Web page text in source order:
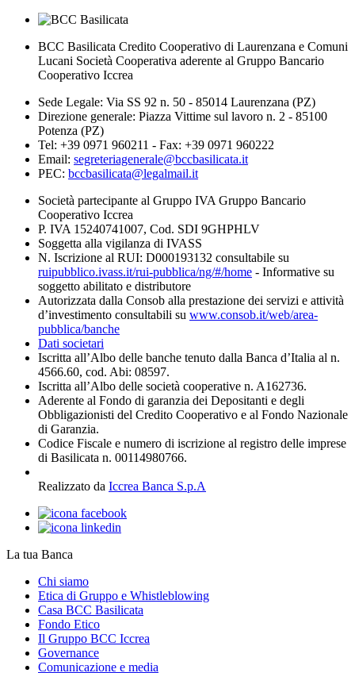
BCC Basilicata Credito Cooperativo di Laurenzana e Comuni
Lucani Società Cooperativa aderente al Gruppo Bancario
Cooperativo Iccrea
Sede Legale: Via SS 92 n. 50 - 85014 Laurenzana (PZ)
Direzione generale: Piazza Vittime sul lavoro n. 2 - 85100
Potenza (PZ)
Tel: +39 0971 960211 - Fax: +39 0971 960222
Email: segreteriagenerale@bccbasilicata.it
PEC: bccbasilicata@legalmail.it
Società partecipante al Gruppo IVA Gruppo Bancario
Cooperativo Iccrea
P. IVA 15240741007, Cod. SDI 9GHPHLV
Soggetta alla vigilanza di IVASS
N. Iscrizione al RUI: D000193132 consultabile su
ruipubblico.ivass.it/rui-pubblica/ng/#/home - Informative su
soggetto abilitato e distributore
Autorizzata dalla Consob alla prestazione dei servizi e attività
d’investimento consultabili su www.consob.it/web/area-
pubblica/banche
Dati societari
Iscritta all’Albo delle banche tenuto dalla Banca d’Italia al n.
4566.60, cod. Abi: 08597.
Iscritta all’Albo delle società cooperative n. A162736.
Aderente al Fondo di garanzia dei Depositanti e degli
Obbligazionisti del Credito Cooperativo e al Fondo Nazionale
di Garanzia.
Codice Fiscale e numero di iscrizione al registro delle imprese
di Basilicata n. 00114980766.
Realizzato da Iccrea Banca S.p.A
La tua Banca
Chi siamo
Etica di Gruppo e Whistleblowing
Casa BCC Basilicata
Fondo Etico
Il Gruppo BCC Iccrea
Governance
Comunicazione e media